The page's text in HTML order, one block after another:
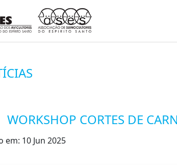
WORKSHOP CORTES DE
em: 10 Jun 2025